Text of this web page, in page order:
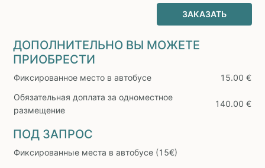
ЗАКАЗАТЬ
ДОПОЛНИТЕЛЬНО ВЫ МОЖЕТЕ
ПРИОБРЕСТИ
Фиксированное место в автобусе
15.00 €
Обязательная доплата за одноместное
размещение
140.00 €
ПОД ЗАПРОС
Фиксированные места в автобусе (15€)